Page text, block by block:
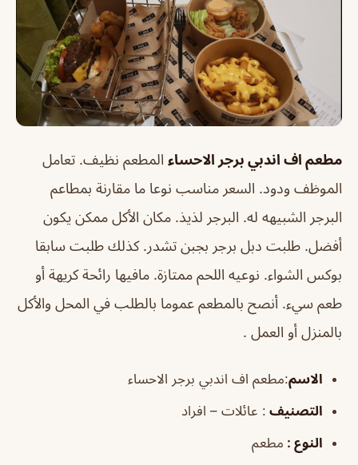
مطعم اف اندبي برجر الاحساء المطعم نظيف. تعامل
الموظف ودود. السعر مناسب نوعا ما مقارنة بمطاعم
البرجر الشبيهه له. البرجر لذيذ. مكان الأكل ممكن يكون
أفضل. طلبت دبل برجر بجبن تشدر. كذلك طلبت سابقا
بوكس الشواء. نوعيه اللحم ممتازة. مافيها رائحة كريهة أو
طعم سيء. أنصح بالمطعم عموما بالطلب في المحل والأكل
بالمنزل أو العمل .
الاسم:مطعم اف اندبي برجر الاحساء
التصنيف : عائلات – افراد
النوع : مطعم